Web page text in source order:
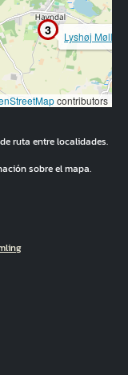
3 Lyshøj Mølle
contributors
ruta entre localidades.
sobre el mapa.